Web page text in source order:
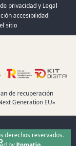
privacidad y Legal
accesibilidad
sitio
de recuperación
Generation EU»
derechos reservados.